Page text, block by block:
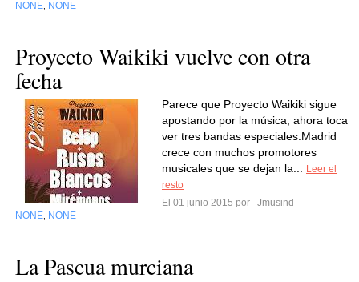
NONE NONE
Proyecto Waikiki vuelve con otra
fecha
Parece que Proyecto Waikiki sigue
apostando por la música, ahora toca
ver tres bandas especiales.Madrid
crece con muchos promotores
musicales que se dejan la...
Leer el
resto
El 01 junio 2015 por
Jmusind
NONE NONE
La Pascua murciana